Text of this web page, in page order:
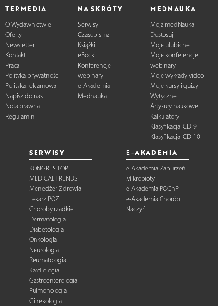
TERMEDIA
O Wydawnictwie
Oferty
Newsletter
Kontakt
Praca
Polityka prywatności
Polityka reklamowa
Napisz do nas
Nota prawna
Regulamin
NA SKRÓTY
Serwisy
Czasopisma
Książki
eBooki
Konferencje i
webinary
e-Akademia
Mednauka
MEDNAUKA
Moja medNauka
Dostosuj
Moje ulubione
Moje konferencje i
webinary
Moje wykłady video
Moje kursy i quizy
Wytyczne
Artykuły naukowe
Kalkulatory
Klasyfikacja ICD-9
Klasyfikacja ICD-10
SERWISY
KONGRES TOP
MEDICAL TRENDS
Menedżer Zdrowia
Lekarz POZ
Choroby rzadkie
Dermatologia
Diabetologia
Onkologia
Neurologia
Reumatologia
Kardiologia
Gastroenterologia
Pulmonologia
Ginekologia
E-AKADEMIA
e-Akademia Zaburzeń
Mikrobioty
e-Akademia POChP
e-Akademia Chorób
Naczyń